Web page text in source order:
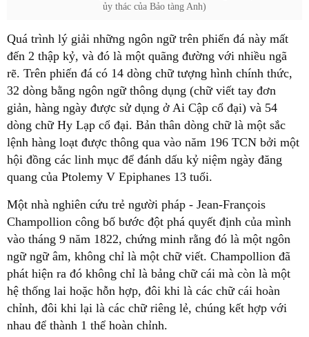
ủy thác của Bảo tàng Anh)
Quá trình lý giải những ngôn ngữ trên phiến đá này mất
đến 2 thập kỷ, và đó là một quãng đường với nhiều ngã
rẽ. Trên phiến đá có 14 dòng chữ tượng hình chính thức,
32 dòng bằng ngôn ngữ thông dụng (chữ viết tay đơn
giản, hàng ngày được sử dụng ở Ai Cập cổ đại) và 54
dòng chữ Hy Lạp cổ đại. Bản thân dòng chữ là một sắc
lệnh hàng loạt được thông qua vào năm 196 TCN bởi một
hội đồng các linh mục để đánh dấu kỷ niệm ngày đăng
quang của Ptolemy V Epiphanes 13 tuổi.
Một nhà nghiên cứu trẻ người pháp - Jean-François
Champollion công bố bước đột phá quyết định của mình
vào tháng 9 năm 1822, chứng minh rằng đó là một ngôn
ngữ ngữ âm, không chỉ là một chữ viết. Champollion đã
phát hiện ra đó không chỉ là bảng chữ cái mà còn là một
hệ thống lai hoặc hỗn hợp, đôi khi là các chữ cái hoàn
chỉnh, đôi khi lại là các chữ riêng lẻ, chúng kết hợp với
nhau để thành 1 thể hoàn chỉnh.